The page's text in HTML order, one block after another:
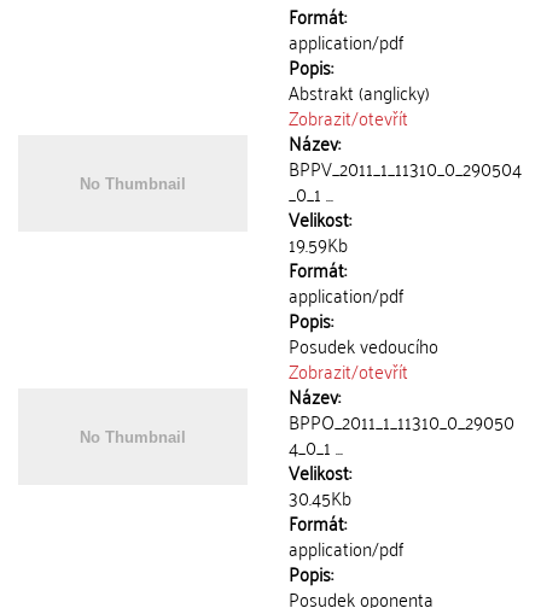
Formát:
application/pdf
Popis:
Abstrakt (anglicky)
Zobrazit/otevřít
Název:
BPPV_2011_1_11310_0_290504
_0_1 ...
Velikost:
19.59Kb
Formát:
application/pdf
Popis:
Posudek vedoucího
Zobrazit/otevřít
Název:
BPPO_2011_1_11310_0_29050
4_0_1 ...
Velikost:
30.45Kb
Formát:
application/pdf
Popis:
Posudek oponenta